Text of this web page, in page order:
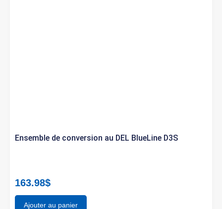
Ensemble de conversion au DEL BlueLine D3S
163.98$
Ajouter au panier